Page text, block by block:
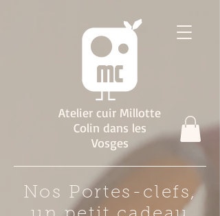
Atelier cuir Millotte
Colin dans les
Vosges
Nos Portes-clefs,